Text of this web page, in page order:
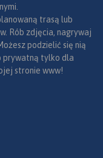
trasą lub
Rób zdjęcia, nagrywaj
podzielić się nią
prywatną tylko dla
stronie www!